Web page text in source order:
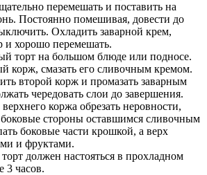
перемешать и поставить на
Постоянно помешивая, довести до
Охладить заварной крем,
и хорошо перемешать.
торт на большом блюде или подносе.
корж, смазать его сливочным кремом.
второй корж и промазать заварным
чередовать слои до завершения.
коржа обрезать неровности,
боковые стороны оставшимся сливочным
боковые части крошкой, а верх
и фруктами.
должен настояться в прохладном
3 часов.